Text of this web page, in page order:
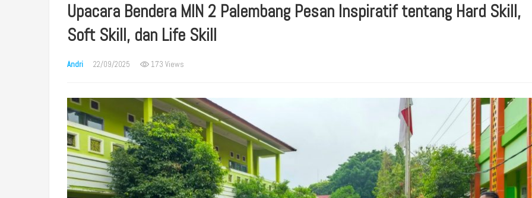
Upacara Bendera MIN 2 Palembang Pesan Inspiratif tentang Hard Skill,
Soft Skill, dan Life Skill
Andri 22/09/2025 173 Views